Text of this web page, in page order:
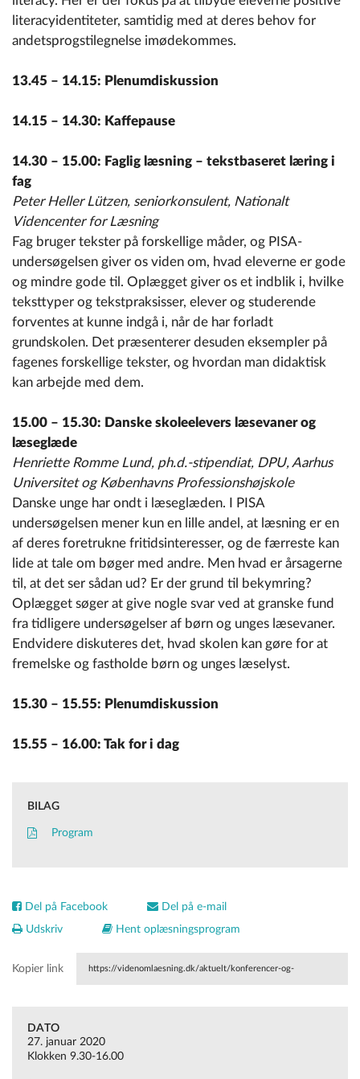
literacyidentiteter, samtidig med at deres behov for
andetsprogstilegnelse imødekommes.
13.45 – 14.15: Plenumdiskussion
14.15 – 14.30: Kaffepause
14.30 – 15.00: Faglig læsning – tekstbaseret læring i
fag
Peter Heller Lützen, seniorkonsulent, Nationalt
Videncenter for Læsning
Fag bruger tekster på forskellige måder, og PISA-
undersøgelsen giver os viden om, hvad eleverne er gode
og mindre gode til. Oplægget giver os et indblik i, hvilke
teksttyper og tekstpraksisser, elever og studerende
forventes at kunne indgå i, når de har forladt
grundskolen. Det præsenterer desuden eksempler på
fagenes forskellige tekster, og hvordan man didaktisk
kan arbejde med dem.
15.00 – 15.30: Danske skoleelevers læsevaner og
læseglæde
Henriette Romme Lund, ph.d.-stipendiat, DPU, Aarhus
Universitet og Københavns Professionshøjskole
Danske unge har ondt i læseglæden. I PISA
undersøgelsen mener kun en lille andel, at læsning er en
af deres foretrukne fritidsinteresser, og de færreste kan
lide at tale om bøger med andre. Men hvad er årsagerne
til, at det ser sådan ud? Er der grund til bekymring?
Oplægget søger at give nogle svar ved at granske fund
fra tidligere undersøgelser af børn og unges læsevaner.
Endvidere diskuteres det, hvad skolen kan gøre for at
fremelske og fastholde børn og unges læselyst.
15.30 – 15.55: Plenumdiskussion
15.55 – 16.00: Tak for i dag
BILAG
Program
Del på Facebook
Del på e-mail
Udskriv
Hent oplæsningsprogram
Kopier link https://videnomlaesning.dk/aktuelt/konferencer-og-
DATO
27. januar 2020
Klokken 9.30-16.00